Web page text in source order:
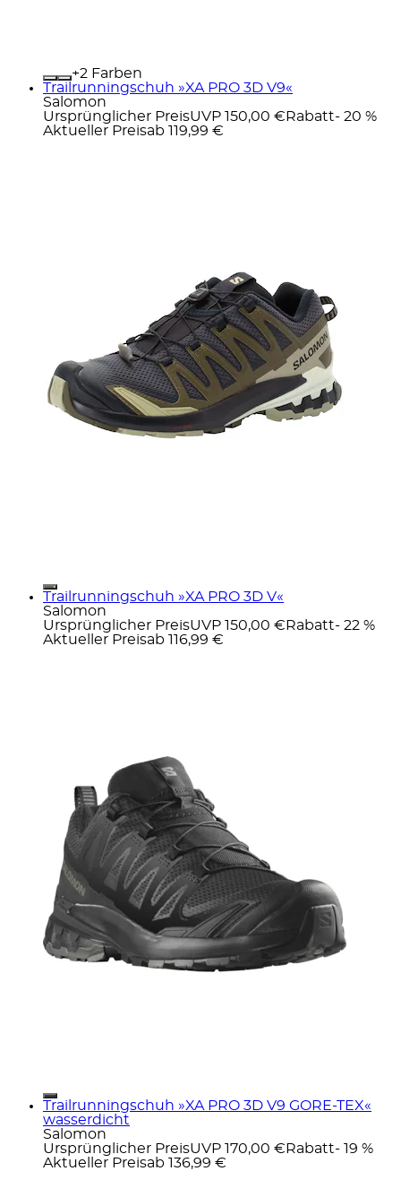
+
Farben
Trailrunningschuh »XA PRO 3D V9«
Salomon
Ursprünglicher PreisUVP 150,00 € Rabatt- 20 %
Aktueller Preisab 119,99 €
Trailrunningschuh »XA PRO 3D V«
Salomon
Ursprünglicher PreisUVP 150,00 € Rabatt- 22 %
Aktueller Preisab 116,99 €
Trailrunningschuh »XA PRO 3D V9 GORE-TEX«
wasserdicht
Salomon
Ursprünglicher PreisUVP 170,00 € Rabatt- 19 %
Aktueller Preisab 136,99 €